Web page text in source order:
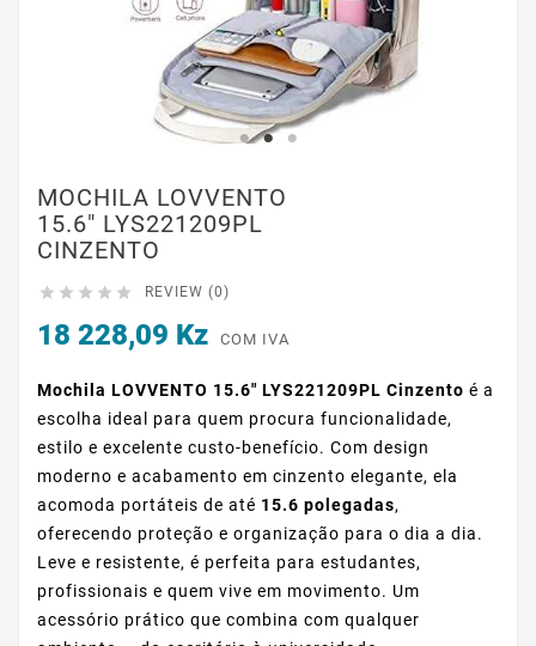
MOCHILA LOVVENTO
15.6" LYS221209PL
CINZENTO
     REVIEW (0)
18 228,09 Kz COM IVA
Mochila LOVVENTO 15.6" LYS221209PL Cinzento é a
escolha ideal para quem procura funcionalidade,
estilo e excelente custo-benefício. Com design
moderno e acabamento em cinzento elegante, ela
acomoda portáteis de até 15.6 polegadas,
oferecendo proteção e organização para o dia a dia.
Leve e resistente, é perfeita para estudantes,
profissionais e quem vive em movimento. Um
acessório prático que combina com qualquer